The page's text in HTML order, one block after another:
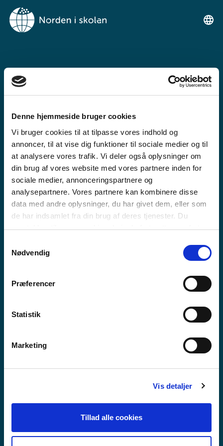
Denne hjemmeside bruger cookies
Vi bruger cookies til at tilpasse vores indhold og
annoncer, til at vise dig funktioner til sociale medier og til
at analysere vores trafik. Vi deler også oplysninger om
din brug af vores website med vores partnere inden for
sociale medier, annonceringspartnere og
analysepartnere. Vores partnere kan kombinere disse
data med andre oplysninger, du har givet dem, eller som
de har indsamlet fra din brug af deres tjenester. Du
samtykker til vores cookies, hvis du fortsætter med at
Nødvendig
Præferencer
Statistik
Marketing
Vis detaljer
Tillad alle cookies
NORDEN I
SKOLENIMUT
Tunngaviusumik atuarfimmut
ilinniarnertuunngorniarfimmullu
atuartitsinermi iserasuaat
akeqanngitsoq.
MEEQQAT ATUARFIAT